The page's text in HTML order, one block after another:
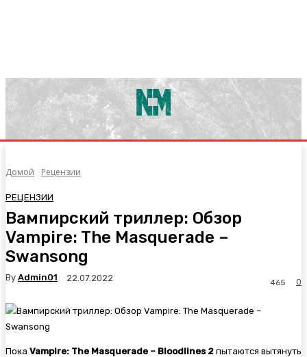
Домой Рецензии
РЕЦЕНЗИИ
Вампирский триллер: Обзор
Vampire: The Masquerade –
Swansong
By Admin01 22.07.2022 0
465
Пока Vampire: The Masquerade – Bloodlines 2 пытаются вытянуть